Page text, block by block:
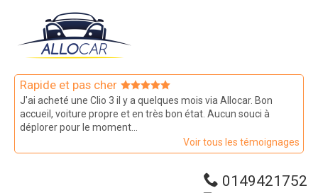
principal
Rapide et pas cher
J'ai acheté une Clio 3 il y a quelques mois via Allocar. Bon
accueil, voiture propre et en très bon état. Aucun souci à
déplorer pour le moment...
Voir tous les témoignages
0149421752